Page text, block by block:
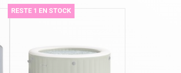
RESTE 1 EN STOCK